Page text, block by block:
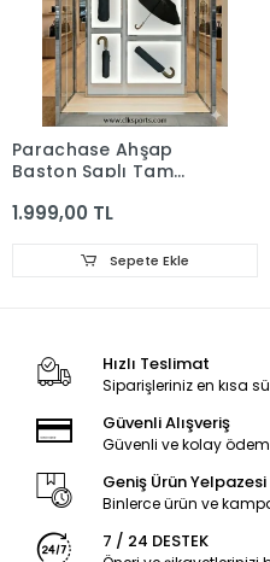
Parachase Ahşap
Baston Saplı Tam
Kılıf Hediyeli
1.999,00 TL
Sepete Ekle
Hızlı Teslimat
Siparişleriniz en kısa
Güvenli Alışveriş
Güvenli ve kolay
Geniş Ürün Yelpazesi
Binlerce ürün ve
7 / 24 DESTEK